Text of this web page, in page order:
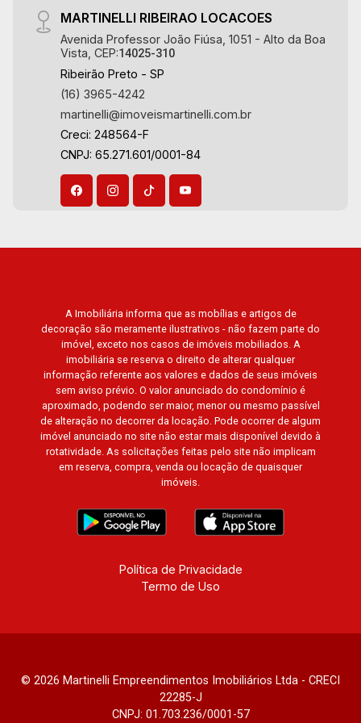
MARTINELLI RIBEIRAO LOCACOES
Avenida Professor João Fiúsa, 1051 - Alto da Boa
Vista, CEP:14025-310
Ribeirão Preto - SP
(16) 3965-4242
martinelli@imoveismartinelli.com.br
Creci: 248564-F
CNPJ: 65.271.601/0001-84
A Imobiliária informa que as mobílias e artigos de
decoração são meramente ilustrativos - não fazem parte do
imóvel, exceto nos casos de imóveis mobiliados. A
imobiliária se reserva o direito de alterar qualquer
informação referente aos valores e dados de seus imóveis
sem aviso prévio. O valor anunciado do condomínio é
aproximado, podendo ser maior, menor ou mesmo passível
de alteração no decorrer da locação. Pode ocorrer de algum
imóvel anunciado no site não estar mais disponível devido à
rotatividade. As solicitações feitas pelo site não implicam
em reserva, compra, venda ou locação de quaisquer
imóveis.
Política de Privacidade
Termo de Uso
© 2026 Martinelli Empreendimentos Imobiliários Ltda - CRECI
22285-J
CNPJ: 01.703.236/0001-57